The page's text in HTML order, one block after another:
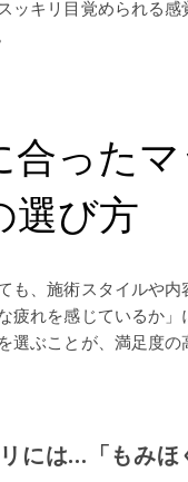
ッキリ目覚められる
合った
選び方
も、施術スタイルや内
疲れを感じているか」
選ぶことが、満足度の
には…「もみほ